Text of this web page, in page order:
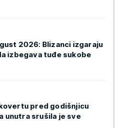
2026: Blizanci izgaraju
izbegava tuđe sukobe
pred godišnjicu
unutra srušila je sve